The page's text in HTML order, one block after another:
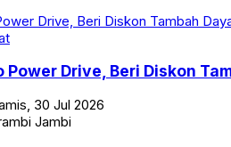
Power Drive, Beri Diskon
30 Jul 2026
Jambi